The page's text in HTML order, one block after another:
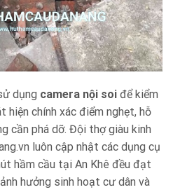
dụng camera nội soi để kiểm
hiện chính xác điểm nghẹt, hỗ
cần phá dỡ. Đội thợ giàu kinh
luôn cập nhật các dụng cụ
hầm cầu tại An Khê đều đạt
hưởng sinh hoạt cư dân và